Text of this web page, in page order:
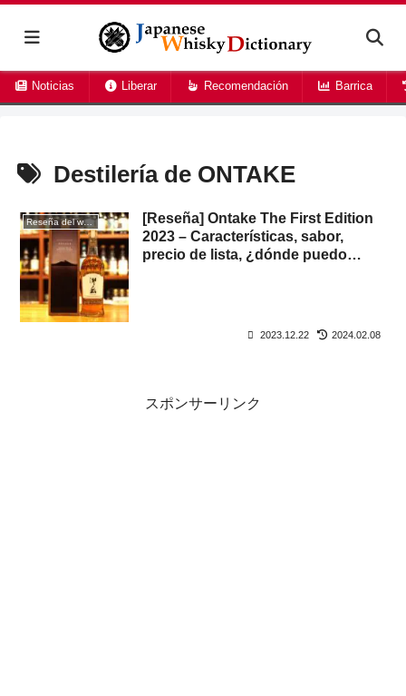
Noticias Liberar Recomendación Barrica
Destilería de ONTAKE
Reseña del whisky
[Reseña] Ontake The First Edition
2023 – Características, sabor,
precio de lista, ¿dónde puedo
2023.12.22 2024.02.08
スポンサーリンク